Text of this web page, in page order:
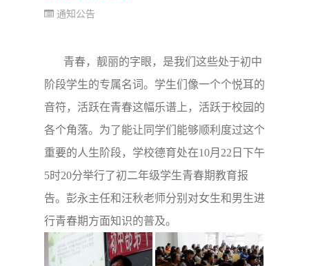
通知公告
青春，靓丽的字眼，是我们这些处于初中
阶段学生的专属名词。学生们像一个个悦耳的
音符，活跃在青春这幅乐谱上，活跃于校园的
各个角落。为了能让同学们能够顺利度过这个
重要的人生阶段，学校德育处在10月 22 日下午
5时20分举行了初二年级学生青春期教育报
告。彭永主任和汪秋老师分别对女生和男生进
行青春期方面知识的普及。